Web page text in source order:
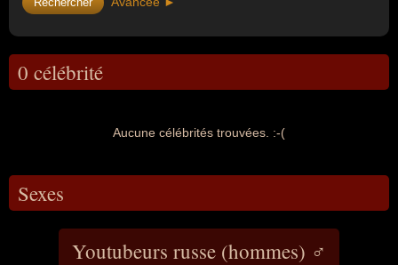
0 célébrité
Aucune célébrités trouvées. :-(
Sexes
Youtubeurs russe (hommes) ♂